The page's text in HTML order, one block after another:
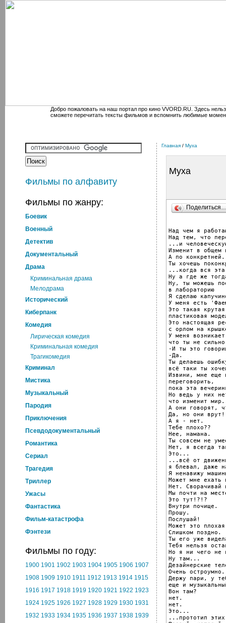
Добро пожаловать на наш портал про кино VVORD.RU. Здесь
сможете перечитать тексты фильмов и вспомнить любимые
Фильмы по алфавиту
Фильмы по жанру:
Боевик
Военный
Детектив
Документальный
Драма
Криминальная драма
Мелодрама
Исторический
Киберпанк
Комедия
Лирическая комедия
Криминальная комедия
Трагикомедия
Криминал
Мистика
Музыкальный
Пародия
Приключения
Псевдодокументальный
Романтика
Cериал
Трагедия
Триллер
Ужасы
Фантастика
Фильм-катастрофа
Фэнтези
Фильмы по году:
1900 1901 1902 1903 1904 1905 1906 1907
1908 1909 1910 1911 1912 1913 1914 1915
1916 1917 1918 1919 1920 1921 1922 1923
1924 1925 1926 1927 1928 1929 1930 1931
1932 1933 1934 1935 1936 1937 1938 1939
Главная / Муха
Муха
Над чем я
Над тем, что
...и
Изменит в общем
А по конкретней.
Ты хочешь
...когда вся эта
Ну а где же
Ну, ты можешь
в лабораторию
Я сделаю
У меня есть
Это такая крутая
пластиковая
Это настоящая
с орлом на
У меня
что ты не
-И ты это
-Да.
Ты делаешь
всё таки ты
Извини, мне еще
переговорить,
пока эта
Но ведь у них
что изменит мир.
А они говорят,
Да, но они
А я - нет.
Тебе плохо??
Нее, намана.
Ты совсем не
Нет, я всегда
Это...
...всё от
я блевал, даже
Я ненавижу
Может мне ехать
Нет. Сворачивай
Мы почти на
Это тут!?!?
Внутри почище.
Прошу.
Послушай!
Может это
Слишком поздно.
Ты его уже
Тебя нельзя
Но я ни чего не
Ну там...
Дезайнерские
Очень остроумно.
Держу пари, у
еще и
Вон там?
нет.
нет.
Это...
...прототип